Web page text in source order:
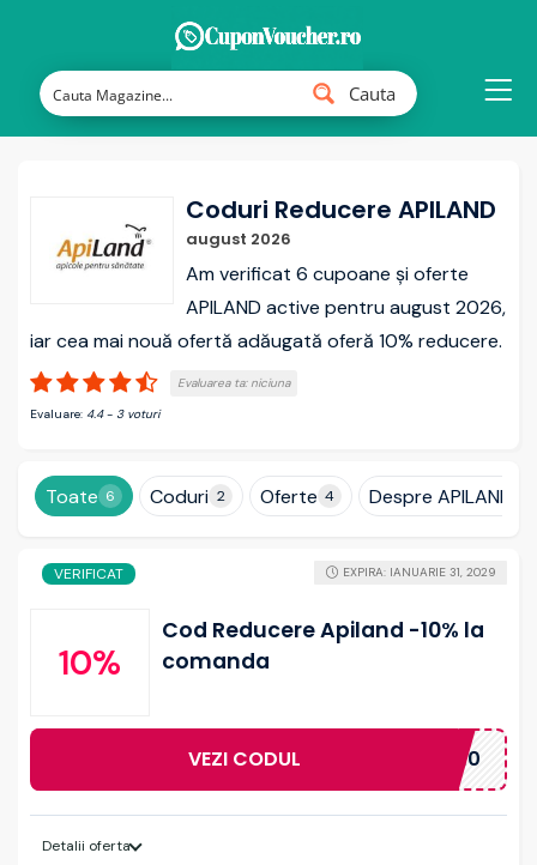
Cauta
Coduri Reducere APILAND
august 2026
Am verificat 6 cupoane și oferte
APILAND active pentru august 2026,
iar cea mai nouă ofertă adăugată oferă 10% reducere.
Evaluarea ta: niciuna
Evaluare: 4.4- 3 voturi
Toate 6 Coduri 2 Oferte 4 Despre APILAND
VERIFICAT
10%
Cod Reducere Apiland -10% la
comanda
EXPIRA: IANUARIE 31, 2029
VEZI CODUL BEE10
Detalii oferta